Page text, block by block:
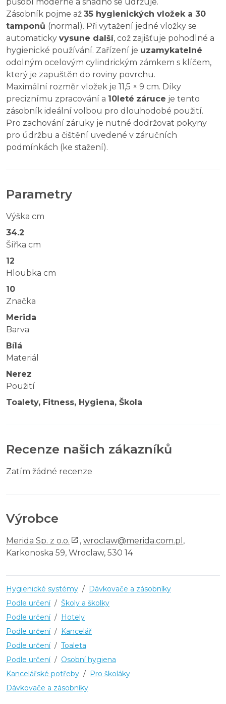
působí moderně a snadno se udržuje.
Zásobník pojme až 35 hygienických vložek a 30
tamponů (normal). Při vytažení jedné vložky se
automaticky vysune další, což zajišťuje pohodlné a
hygienické používání. Zařízení je uzamykatelné
odolným ocelovým cylindrickým zámkem s klíčem,
který je zapuštěn do roviny povrchu.
Maximální rozměr vložek je 11,5 × 9 cm. Díky
preciznímu zpracování a 10leté záruce je tento
zásobník ideální volbou pro dlouhodobé použití.
Pro zachování záruky je nutné dodržovat pokyny
pro údržbu a čištění uvedené v záručních
podmínkách (ke stažení).
Parametry
Výška cm
34.2
Šířka cm
12
Hloubka cm
10
Značka
Merida
Barva
Bílá
Materiál
Nerez
Použití
Toalety, Fitness, Hygiena, Škola
Recenze našich zákazníků
Zatím žádné recenze
Výrobce
Merida Sp. z o.o. , wroclaw@merida.com.pl ,
Karkonoska 59, Wroclaw, 530 14
Hygienické systémy /
Dávkovače a zásobníky
Podle určení / Školy a školky
Podle určení /
Hotely
Podle určení /
Kancelář
Podle určení / Toaleta
Podle určení / Osobní hygiena
Kancelářské potřeby /
Pro školáky
Dávkovače a zásobníky